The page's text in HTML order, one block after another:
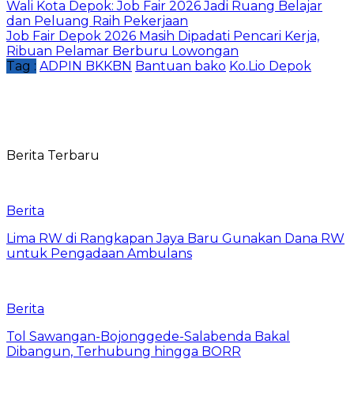
Wali Kota Depok: Job Fair 2026 Jadi Ruang Belajar
dan Peluang Raih Pekerjaan
Job Fair Depok 2026 Masih Dipadati Pencari Kerja,
Ribuan Pelamar Berburu Lowongan
Tag : ADPIN BKKBN Bantuan bako Ko.Lio Depok
Berita Terbaru
Berita
Lima RW di Rangkapan Jaya Baru Gunakan Dana RW
untuk Pengadaan Ambulans
Berita
Tol Sawangan-Bojonggede-Salabenda Bakal
Dibangun, Terhubung hingga BORR